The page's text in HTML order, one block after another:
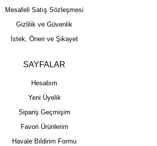
Mesafeli Satış Sözleşmesi
Gizlilik ve Güvenlik
İstek, Öneri ve Şikayet
SAYFALAR
Hesabım
Yeni Üyelik
Sipariş Geçmişim
Favori Ürünlerim
Havale Bildirim Formu